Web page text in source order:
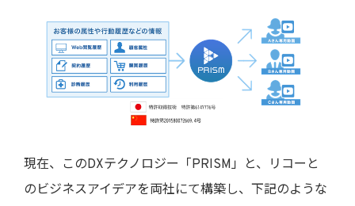
現在、このDXテクノロジー「PRISM」と、リコーと
のビジネスアイデアを両社にて構築し、下記のような